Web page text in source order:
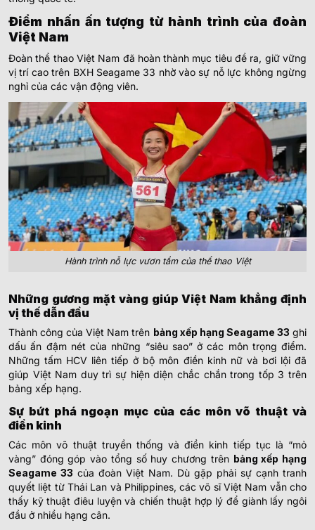
Điểm nhấn ấn tượng từ hành trình của đoàn
Việt Nam
Đoàn thể thao Việt Nam đã hoàn thành mục tiêu đề ra, giữ vững
vị trí cao trên BXH Seagame 33 nhờ vào sự nỗ lực không ngừng
nghỉ của các vận động viên.
Hành trình nỗ lực vươn tầm của thể thao Việt
Những gương mặt vàng giúp Việt Nam khẳng định
vị thế dẫn đầu
Thành công của Việt Nam trên bảng xếp hạng Seagame 33 ghi
dấu ấn đậm nét của những “siêu sao” ở các môn trọng điểm.
Những tấm HCV liên tiếp ở bộ môn điền kinh nữ và bơi lội đã
giúp Việt Nam duy trì sự hiện diện chắc chắn trong tốp 3 trên
bảng xếp hạng.
Sự bứt phá ngoạn mục của các môn võ thuật và
điền kinh
Các môn võ thuật truyền thống và điền kinh tiếp tục là “mỏ
vàng” đóng góp vào tổng số huy chương trên bảng xếp hạng
Seagame 33 của đoàn Việt Nam. Dù gặp phải sự cạnh tranh
quyết liệt từ Thái Lan và Philippines, các võ sĩ Việt Nam vẫn cho
thấy kỹ thuật điêu luyện và chiến thuật hợp lý để giành lấy ngôi
đầu ở nhiều hạng cân.